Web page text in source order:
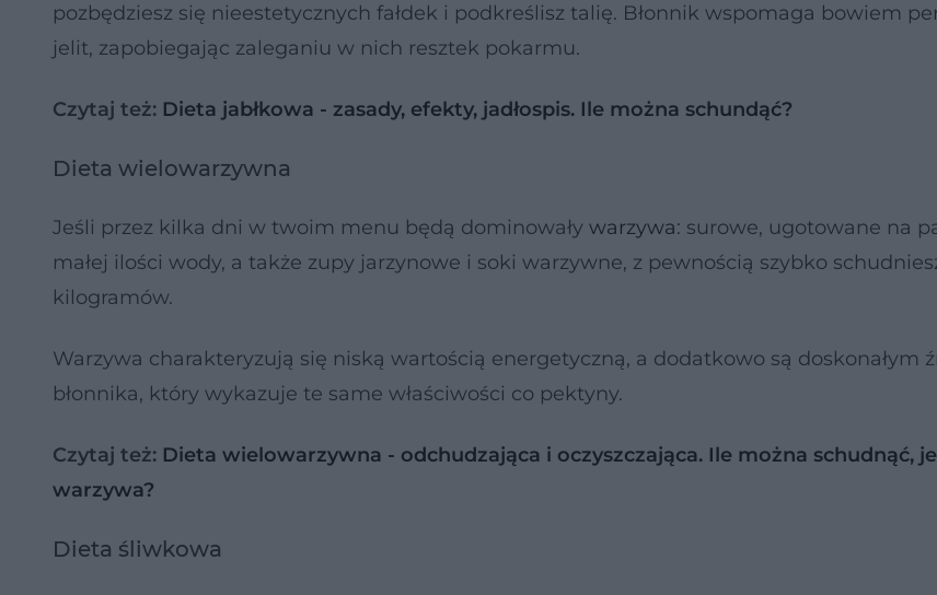
pozbędziesz się nieestetycznych fałdek i podkreślisz talię. Błonnik wspomaga bowiem
jelit, zapobiegając zaleganiu w nich resztek pokarmu.
Czytaj też: Dieta jabłkowa - zasady, efekty, jadłospis. Ile można schundąć?
Dieta wielowarzywna
Jeśli przez kilka dni w twoim menu będą dominowały warzywa: surowe, ugotowane na
małej ilości wody, a także zupy jarzynowe i soki warzywne, z pewnością szybko
kilogramów.
Warzywa charakteryzują się niską wartością energetyczną, a dodatkowo są doskonałym
błonnika, który wykazuje te same właściwości co pektyny.
Czytaj też: Dieta wielowarzywna - odchudzająca i oczyszczająca. Ile można schudnąć,
warzywa?
Dieta śliwkowa